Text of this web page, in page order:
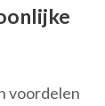
voordelen